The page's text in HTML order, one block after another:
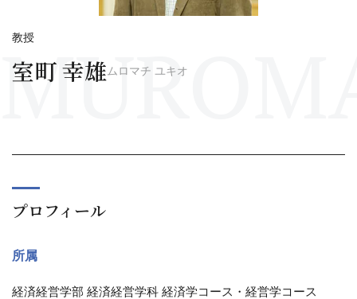
教授
室町 幸雄ムロマチ ユキオ
プロフィール
所属
経済経営学部 経済経営学科 経済学コース・経営学コース